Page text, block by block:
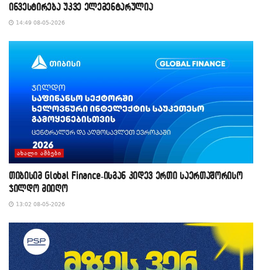
ინვესტირება უკვე ელემენტარულია
14:49 08-05-2026
ᲐᲮᲐᲚᲘ ᲐᲛᲑᲔᲑᲘ
თიბისიმ Global Finance-ისგან კიდევ ერთი საერთაშორისო
ჯილდო მიიღო
13:02 08-05-2026